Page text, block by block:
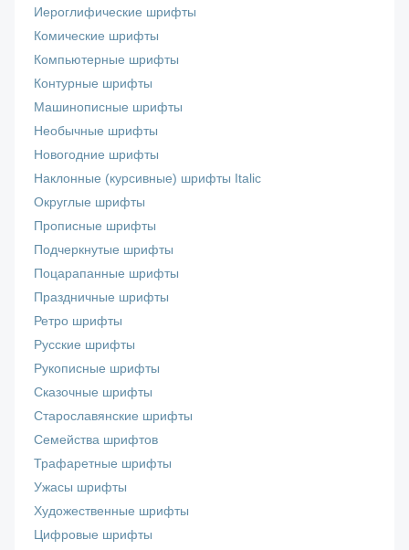
Иероглифические шрифты
Комические шрифты
Компьютерные шрифты
Контурные шрифты
Машинописные шрифты
Необычные шрифты
Новогодние шрифты
Наклонные (курсивные) шрифты Italic
Округлые шрифты
Прописные шрифты
Подчеркнутые шрифты
Поцарапанные шрифты
Праздничные шрифты
Ретро шрифты
Русские шрифты
Рукописные шрифты
Сказочные шрифты
Старославянские шрифты
Семейства шрифтов
Трафаретные шрифты
Ужасы шрифты
Художественные шрифты
Цифровые шрифты